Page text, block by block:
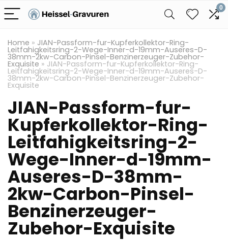
0
Home » JIAN-Passform-fur-Kupferkollektor-Ring-
Leitfahigkeitsring-2-Wege-Inner-d-19mm-Auseres-D-
38mm-2kw-Carbon-Pinsel-Benzinerzeuger-Zubehor-
Exquisite » JIAN-Passform-fur-Kupferkollektor-Ring-
Leitfahigkeitsring-2-Wege-Inner-d-19mm-Auseres-D-
38mm-2kw-Carbon-Pinsel-Benzinerzeuger-Zubehor-
Exquisite
JIAN-Passform-fur-
Kupferkollektor-Ring-
Leitfahigkeitsring-2-
Wege-Inner-d-19mm-
Auseres-D-38mm-
2kw-Carbon-Pinsel-
Benzinerzeuger-
Zubehor-Exquisite